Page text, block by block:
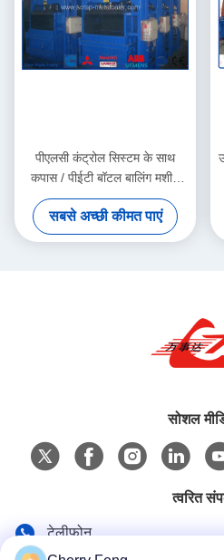
पीएलसी कंट्रोल सिस्टम के साथ
कपास / पीईटी बॉटल बालिंग मशीन
100 टन
सबसे अच्छी कीमत पाएं
सोशल
त्वरित
टेलीफोन